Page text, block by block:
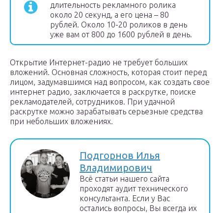
длительность рекламного ролика
около 20 секунд, а его цена – 80
рублей. Около 10-20 роликов в день
уже вам от 800 до 1600 рублей в день.
Открытие Интернет-радио не требует больших
вложений. Основная сложность, которая стоит перед
лицом, задумавшимся над вопросом, как создать свое
интернет радио, заключается в раскрутке, поиске
рекламодателей, сотрудников. При удачной
раскрутке можно зарабатывать серьезные средства
при небольших вложениях.
Подгорнов Илья
Владимирович
Всё статьи нашего сайта
проходят аудит технического
консультанта. Если у Вас
остались вопросы, Вы всегда их